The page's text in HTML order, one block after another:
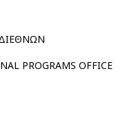
PROGRAMS OFFICE